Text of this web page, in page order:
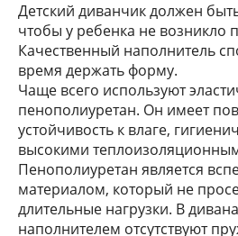
Детский диванчик должен
чтобы у ребенка не возникло
Качественный наполнитель
время держать форму.
Чаще всего используют
пенополиуретан. Он имеет
устойчивость к влаге,
высокими
Пенополиуретан является
материалом, который не
длительные нагрузки. В
наполнителем отсутствуют